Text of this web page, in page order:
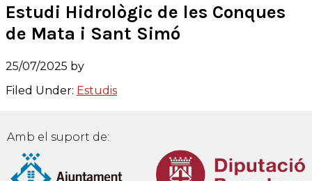
Estudi Hidrològic de les Conques
de Mata i Sant Simó
25/07/2025 by
Filed Under: Estudis
Amb el suport de: